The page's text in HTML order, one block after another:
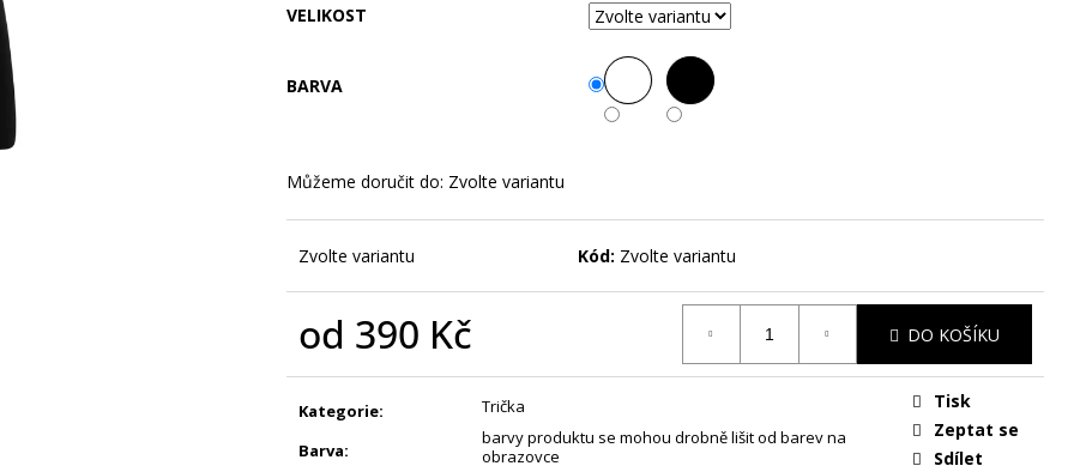
VELIKOST
BARVA
Můžeme doručit do: Zvolte variantu
Zvolte variantu Kód: Zvolte variantu
od 390 Kč DO KOŠÍKU
Kategorie: Trička
Barva:
barvy produktu se mohou drobně lišit od barev na
obrazovce
Tisk
Zeptat se
Sdílet
JE MI TO JEDNO - DÁMSKÉ TRIKO S
POTISKEM
390 Kč
ČERNOBÍLÝ VIKING - UNISEX TRIKO S